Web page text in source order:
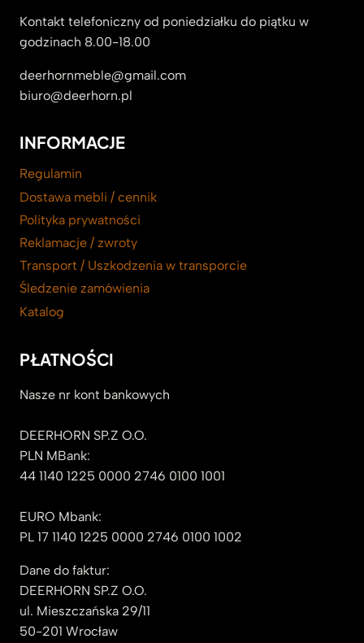
Kontakt telefoniczny od poniedziałku do piątku w
godzinach 8.00-18.00
deerhornmeble@gmail.com
biuro@deerhorn.pl
INFORMACJE
Regulamin
Dostawa mebli / cennik
Polityka prywatności
Reklamacje / zwroty
Transport / Uszkodzenia w transporcie
Śledzenie zamówienia
Katalog
PŁATNOŚCI
Nasze nr kont bankowych
DEERHORN SP.Z O.O.
PLN MBank:
44 1140 1225 0000 2746 0100 1001
EURO Mbank:
PL 17 1140 1225 0000 2746 0100 1002
Dane do faktur:
DEERHORN SP.Z O.O.
ul. Mieszczańska 29/11
50-201 Wrocław